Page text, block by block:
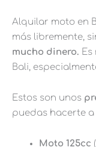
Alquilar moto en
más libremente,
mucho dinero.
Bali,
Estos son unos
puedas hacerte
Moto 125cc